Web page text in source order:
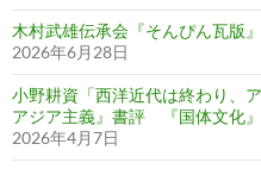
木村武雄伝承会『そんぴん瓦版
2026年6月28日
小野耕資「西洋近代は終わり、
アジア主義』書評 『国体文化』
2026年4月7日